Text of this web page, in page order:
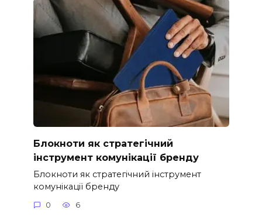
Блокноти як стратегічний
інструмент комунікації бренду
Блокноти як стратегічний інструмент
комунікації бренду
0 6